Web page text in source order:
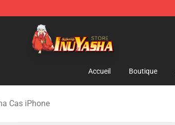
Official Inuyasha Merchandise Shop
Accueil Boutique
Cas iPhone